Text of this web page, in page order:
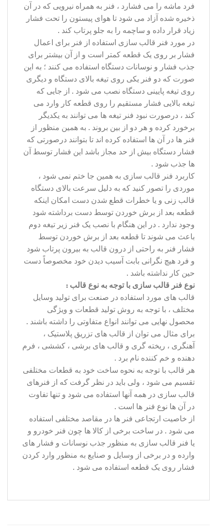
فرد ماشه را می فشارد ، فنر به همراه نیرویی که در آن
ذخیره شده آزاد می شود تا هوای پیستون را تحت فشار
زیاد قرار داده و ساچمه را به جلو پرتاب کند .
در مورد فنر قالب سازی استفاده از فنر برای اعمال
فشار بر روی یک قطعه کمتر است و از آن بیشتر برای
جذب فشار و نوسانات دستگاه استفاده می کنند ؛ به این
صورت که دو فنر یکی روی تیغه بالای دستگاه و دیگری
روی تیغه پایینی دستگاه نصب می شود . از جایی که
تیغه بالایی فشار مستقیم را روی قطعه کار وارد می
کند ، درصورت نبود فنر تیغه ها می توانند به یکدیگر
برخورد کرده و هر دو از بین بروند . به همین منظور از
فنر ها در آن ها استفاده کرده اند تا بتوانند درصورتی که
فشار دستگاه بیش از حد مجاز باشد این فشار توسط آن
ها جذب شود .
کاربرد فنر قالب سازی به همین جا ختم نمی شود ،
موردی را تصور کنید که به دلیل سرعت بالای دستگاه
قالب زنی و یا خطرات قطع شدن دست امکان اینکه
قطعه بعد از برش خوردن توسط دست برداشته شود
وجود ندارد . در این هنگام با نصب یک فنر زیر تیغه دوم
باعث می شوند تا قطعه بعد از برش خوردن توسط
فشار فنر به راحتی از درون قالب به بیرون پرتاب شود
و فرد هیچ نگرانی بابت آسیب دیدن خود مخصوصاً دست
حین کار نداشته باشد .
نوع فنر قالب سازی با توجه به نوع قالب :
قالب های مورد استفاده در صنعت برای تولید وسایل
مختلف ، با توجه به روش تولید قطعات و ویژگی
محصول نهایی می توانند انواع متفاوتی را داشته باشند .
برای مثال می توان از قالب های تزریق پلاستیک ،
آهنگری ، ریخته گری و قالب های برشی ، کششی ، فرم
دهنده و خم کننده نام برد .
هر قالب با توجه به نحوه ساخت خود به قطعات مختلفی
تقسیم می شود ، ولی باید در نظر گرفت که از فنرهای
قالب سازی در همه آنها استفاده می شود و تنها تفاوت
در آن ها نوع فنر ها است .
از خاصیت ارتجاعی فنر ها در مقاصد مختلفی استفاده
می شود . در ساخت برخی از کالا ها چون فنر خودرو و
یا فنر قالب سازی به منظور جذب نوسانات و فشار های
وارده و در برخی از وسایل و صنایع به منظور وارد کردن
فشار روی یک قطعه استفاده می شود .